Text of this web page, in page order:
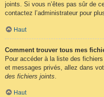
joints. Si vous n’êtes pas sûr de
contactez l’administrateur pour
Haut
Comment trouver tous mes
Pour accéder à la liste des
et messages privés, allez dans
des fichiers joints
Haut